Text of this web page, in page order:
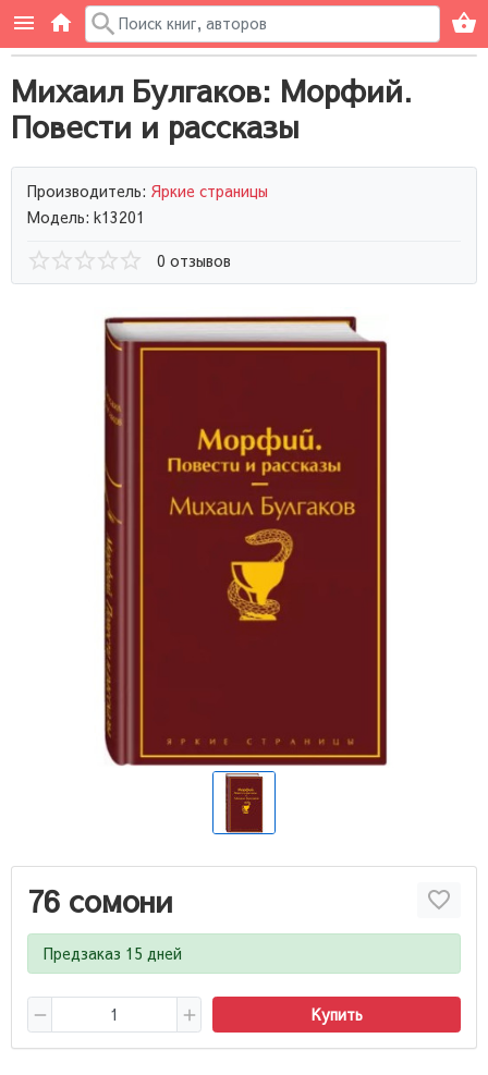
Михаил Булгаков: Морфий.
Повести и рассказы
Производитель: Яркие страницы
Модель: k13201
0 отзывов
76 сомони
Предзаказ 15 дней
Купить